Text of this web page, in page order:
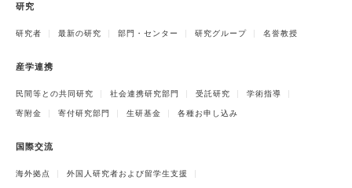
研究
研究者 最新の研究 部門・センター 研究グループ 名誉教授
産学連携
民間等との共同研究 社会連携研究部門 受託研究 学術指導
寄附金 寄付研究部門 生研基金 各種お申し込み
国際交流
海外拠点 外国人研究者および留学生支援